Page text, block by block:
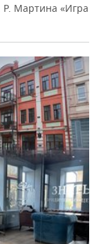
Мартина «Игра